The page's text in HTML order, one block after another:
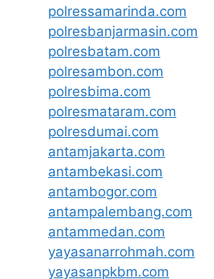
polressamarinda.com
polresbanjarmasin.com
polresbatam.com
polresambon.com
polresbima.com
polresmataram.com
polresdumai.com
antamjakarta.com
antambekasi.com
antambogor.com
antampalembang.com
antammedan.com
yayasanarrohmah.com
yayasanpkbm.com